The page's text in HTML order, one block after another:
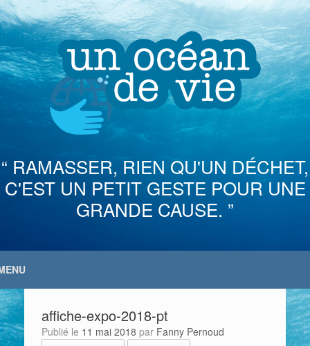
Skip
to
content
“ RAMASSER, RIEN QU'UN DÉCHET,
C'EST UN PETIT GESTE POUR UNE
GRANDE CAUSE. ”
affiche-expo-2018-pt
Publié le 11 mai 2018 par Fanny Pernoud